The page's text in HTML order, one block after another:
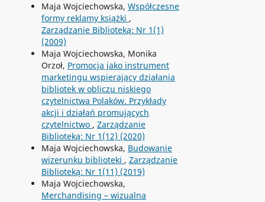
Maja Wojciechowska, Współczesne
formy reklamy książki ,
Zarządzanie Biblioteką: Nr 1(1)
(2009)
Maja Wojciechowska, Monika
Orzoł, Promocja jako instrument
marketingu wspierający działania
bibliotek w obliczu niskiego
czytelnictwa Polaków. Przykłady
akcji i działań promujących
czytelnictwo , Zarządzanie
Biblioteką: Nr 1(12) (2020)
Maja Wojciechowska, Budowanie
wizerunku biblioteki , Zarządzanie
Biblioteką: Nr 1(11) (2019)
Maja Wojciechowska,
Merchandising – wizualna